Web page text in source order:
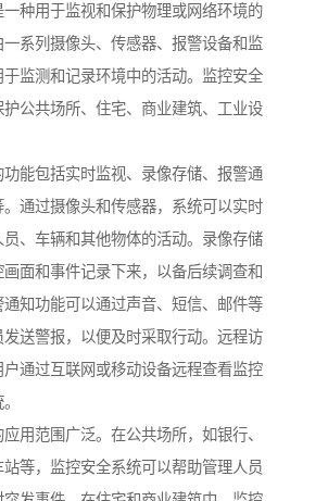
一种用于监视和保护物理或网络环境的
一系列摄像头、传感器、报警设备和监
监测和记录环境中的活动。监控安全
护公共场所、住宅、商业建筑、工业设
功能包括实时监视、录像存储、报警通
通过摄像头和传感器，系统可以实时
员、车辆和其他物体的活动。录像存储
面和事件记录下来，以备后续调查和
知功能可以通过声音、短信、邮件等
发送警报，以便及时采取行动。远程访
户通过互联网或移动设备远程查看监控
用范围广泛。在公共场所，如银行、
等，监控安全系统可以帮助管理人员